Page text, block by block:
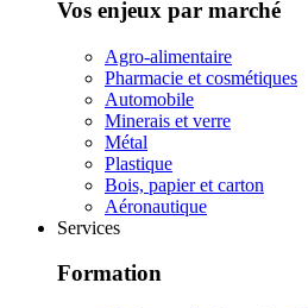
Vos enjeux par marché
Agro-alimentaire
Pharmacie et cosmétiques
Automobile
Minerais et verre
Métal
Plastique
Bois, papier et carton
Aéronautique
Services
Formation